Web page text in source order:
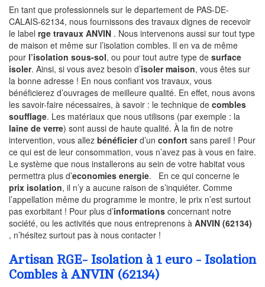
En tant que professionnels sur le departement de PAS-DE-
CALAIS-62134, nous fournissons des travaux dignes de recevoir
le label rge travaux ANVIN . Nous intervenons aussi sur tout type
de maison et même sur l’isolation combles. Il en va de même
pour l’isolation sous-sol, ou pour tout autre type de surface
isoler. Ainsi, si vous avez besoin d’isoler maison, vous êtes sur
la bonne adresse ! En nous confiant vos travaux, vous
bénéficierez d’ouvrages de meilleure qualité. En effet, nous avons
les savoir-faire nécessaires, à savoir : le technique de combles
soufflage. Les matériaux que nous utilisons (par exemple : la
laine de verre) sont aussi de haute qualité. À la fin de notre
intervention, vous allez bénéficierd’un confort sans pareil ! Pour
ce qui est de leur consommation, vous n’avez pas à vous en faire.
Le système que nous installerons au sein de votre habitat vous
permettra plus d’economies energie. En ce qui concerne le
prix isolation, il n’y a aucune raison de s’inquiéter. Comme
l’appellation même du programme le montre, le prix n’est surtout
pas exorbitant ! Pour plus d’informations concernant notre
société, ou les activités que nous entreprenons à ANVIN (62134)
, n’hésitez surtout pas à nous contacter !
Artisan RGE- Isolation à 1 euro - Isolation
Combles à ANVIN (62134)